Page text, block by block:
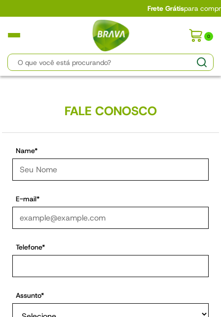
Frete Grátispara compras
0
FALE CONOSCO
Name*
E-mail*
Telefone*
Assunto*